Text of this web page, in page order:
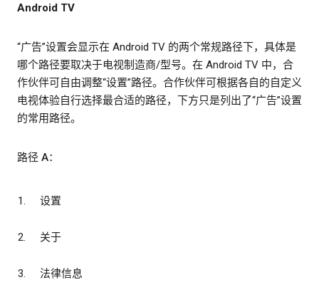
Android TV
“广告”设置会显示在 Android TV 的两个常规路径下，具体是
哪个路径要取决于电视制造商/型号。在 Android TV 中，合
作伙伴可自由调整“设置”路径。合作伙伴可根据各自的自定义
电视体验自行选择最合适的路径，下方只是列出了“广告”设置
的常用路径。
路径 A：
设置
关于
法律信息